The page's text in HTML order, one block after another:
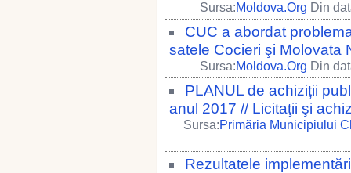
Sursa:Moldova.Org Din
CUC a abordat
satele Cocieri şi Molovata
Sursa:Moldova.Org Din
PLANUL de achiziții
anul 2017 // Licitaţii şi
Sursa:Primăria Municipiului
Rezultatele